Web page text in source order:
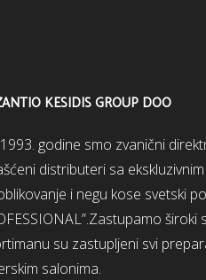
KESIDIS GROUP DOO
godine smo zvanični
distributeri sa
i negu kose svetski
su zastupljeni svi
salonima.